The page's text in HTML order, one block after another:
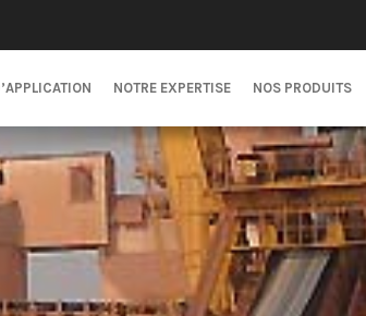
NOTRE EXPERTISE NOS PRODUITS